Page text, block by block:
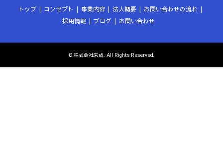
トップ コンセプト 事業内容 法人概要
お問い合わせの流れ
採用情報
ブログ お問い合わせ
© 株式会社来成. All Rights Reserved.